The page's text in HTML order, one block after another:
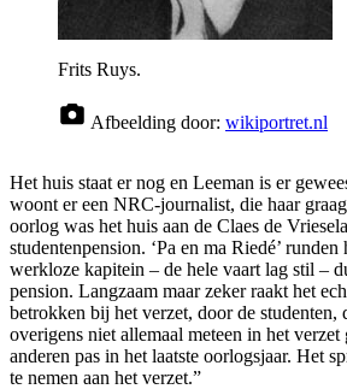
Frits Ruys.
Afbeelding door: wikiportret.nl
Het huis staat er nog en Leeman is er
woont er een NRC-journalist, die haar
oorlog was het huis aan de Claes de
studentenpension. ‘Pa en ma Riedé’
werkloze kapitein – de hele vaart lag stil –
pension. Langzaam maar zeker raakt het
betrokken bij het verzet, door de studenten,
overigens niet allemaal meteen in het
anderen pas in het laatste oorlogsjaar. Het
te nemen aan het verzet.”